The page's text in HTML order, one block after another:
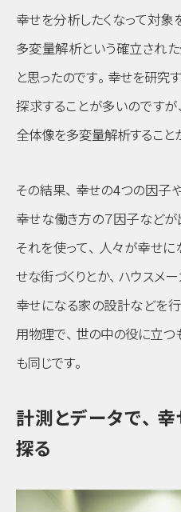
幸せを分析したくなって対象
多変量解析という確立され
と思ったのです。 幸せを研究
探求することが多いのですが、
全体像を多変量解析すること
その結果、 幸せの4つの因子
幸せな働き方の７因子などが
それを使って、 人々が幸せに
せな街づくりとか、 ハウスメ
幸せになる家の設計などを
用物理で、 世の中の役に立つ
も同じです。
計測とデータで、 幸
探る